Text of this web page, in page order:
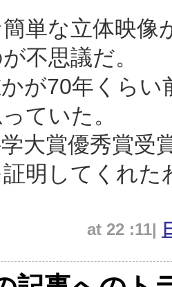
単な立体映像
不思議だ。
が70年くら
ていた。
大賞優秀賞受
明してくれた
at 22 :11|